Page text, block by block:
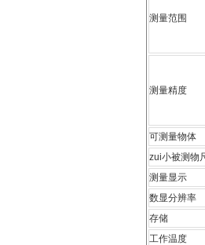
测量范围
测量精度
可测量物体
zui小被测物
测量显示
数显分辨率
存储
工作温度